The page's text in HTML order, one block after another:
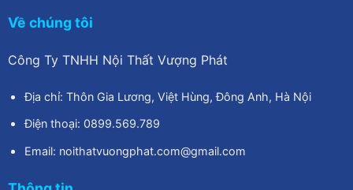
Về chúng tôi
Công Ty TNHH Nội Thất Vượng Phát
Địa chỉ: Thôn Gia Lương, Việt Hùng, Đông Anh, Hà Nội
Điện thoại: 0899.569.789
Email: noithatvuongphat.com@gmail.com